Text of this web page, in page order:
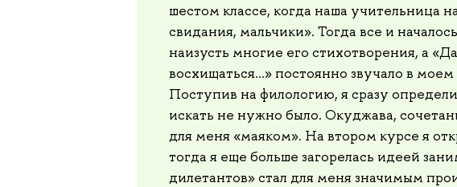
шестом классе, когда наша учительница
свидания, мальчики». Тогда все и
наизусть многие его стихотворения, а
восхищаться…» постоянно звучало в
Поступив на филологию, я сразу
искать не нужно было. Окуджава,
для меня «маяком». На втором курсе я
тогда я еще больше загорелась идеей
дилетантов» стал для меня значимым